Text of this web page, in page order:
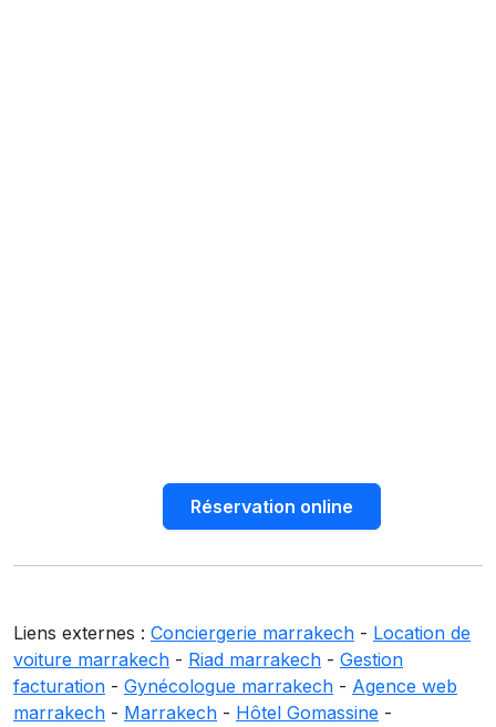
Réservation online
Liens externes : Conciergerie marrakech - Location de
voiture marrakech - Riad marrakech - Gestion
facturation - Gynécologue marrakech - Agence web
marrakech - Marrakech - Hôtel Gomassine -